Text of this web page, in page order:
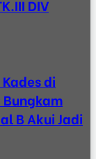
DIV
di
B Akui Jadi